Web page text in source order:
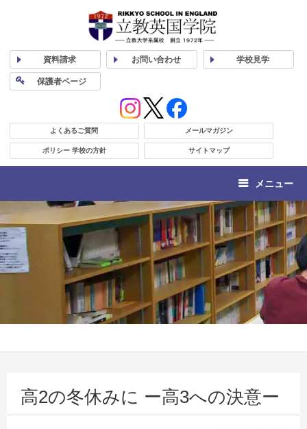
資料請求 お問い合わせ 学校見学
保護者ページ
よくあるご質問 メールマガジン
ポリシー 学校の方針 サイトマップ
メニュー
高2の冬休みに ー高3への決意ー